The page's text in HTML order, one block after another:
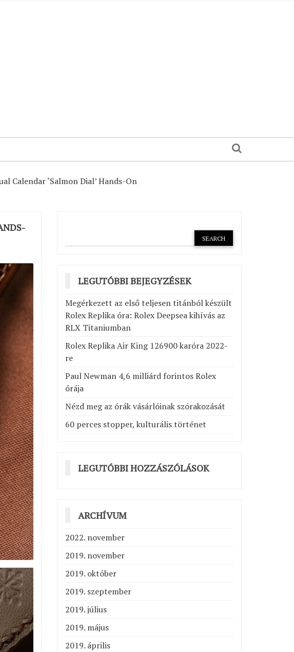
Calendar ‘Salmon Dial’ Hands-On
LEGUTÓBBI BEJEGYZÉSEK
Megérkezett az első teljesen titánból készült
Rolex Replika óra: Rolex Deepsea kihívás az
RLX Titaniumban
Rolex Replika Air King 126900 karóra 2022-
re
Paul Newman 4,6 milliárd forintos Rolex
órája
Nézd meg az órák vásárlóinak szórakozását
60 perces stopper, kulturális történet
LEGUTÓBBI HOZZÁSZÓLÁSOK
ARCHÍVUM
2022. november
2019. november
2019. október
2019. szeptember
2019. július
2019. május
2019. április